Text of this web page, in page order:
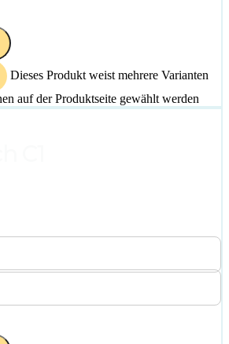
Dieses Produkt weist mehrere Varianten
auf der Produktseite gewählt werden